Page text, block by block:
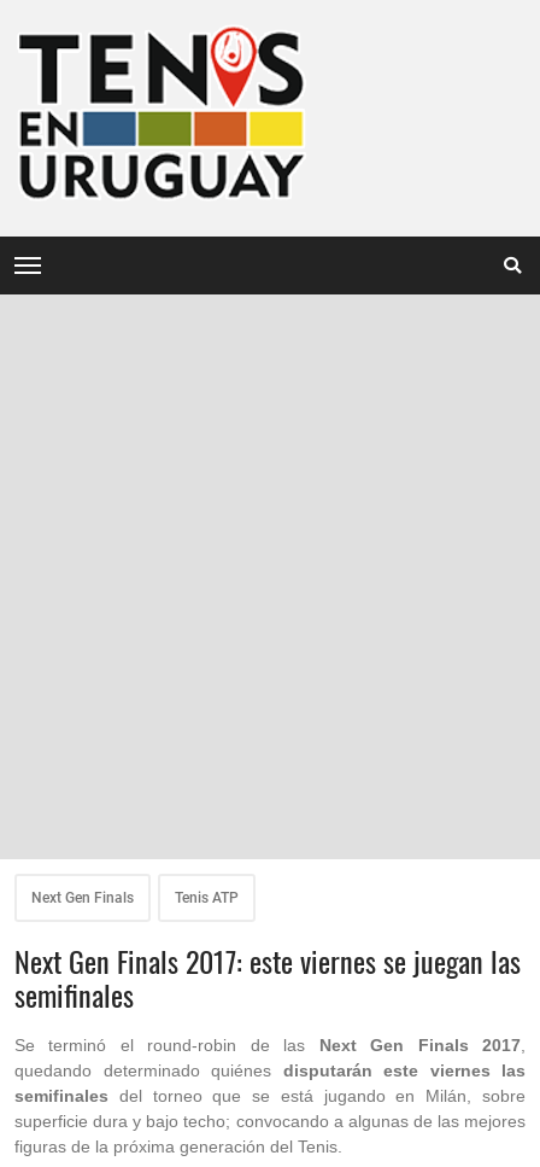
Next Gen Finals Tenis ATP
Next Gen Finals 2017: este viernes se juegan las
semifinales
Se terminó el round-robin de las Next Gen Finals 2017
quedando determinado quiénes disputarán este viernes las
semifinales del torneo que se está jugando en Milán, sobre
superficie dura y bajo techo; convocando a algunas de las mejores
figuras de la próxima generación del Tenis.